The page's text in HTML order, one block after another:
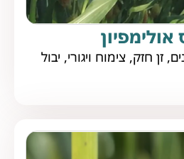
אולימפיון
זן חזק, צימוח ויגורי, יבול